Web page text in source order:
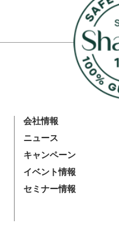
会社情報
ニュース
キャンペーン
イベント情報
セミナー情報